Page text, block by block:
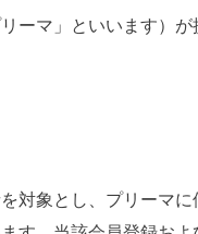
ーマ」といいます）
対象とし、プリーマ